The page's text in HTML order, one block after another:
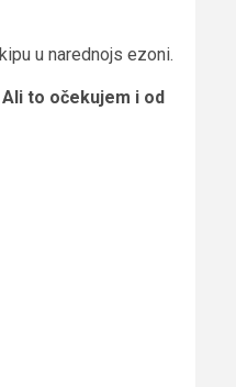
u narednojs ezoni.
to očekujem i od